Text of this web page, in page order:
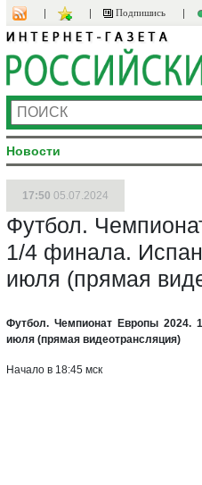
Подпишись
Новости
17:50 05.07.2024
Футбол.
1/4 финала.
июля (прямая
Футбол. Чемпионат Европы 2024.
июля (прямая видеотрансляция)
Начало в 18:45 мск